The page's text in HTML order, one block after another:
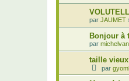
par JAUMET
Bonjour à
par michelvan
taille
par